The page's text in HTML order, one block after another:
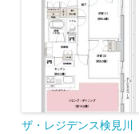
ザ・レジデンス検見川